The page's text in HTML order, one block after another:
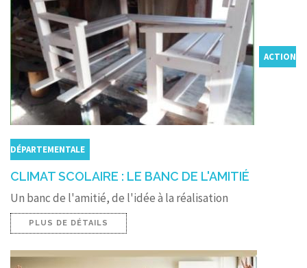
ACTION
DÉPARTEMENTALE
CLIMAT SCOLAIRE : LE BANC DE L'AMITIÉ
Un banc de l'amitié, de l'idée à la réalisation
PLUS DE DÉTAILS